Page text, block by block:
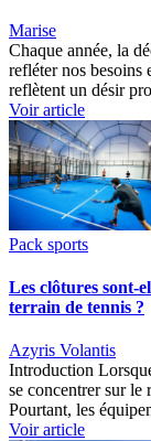
Marise
Chaque année, la
refléter nos besoins
reflètent un désir
Voir article
Pack sports
Les clôtures sont-
terrain de tennis ?
Azyris Volantis
Introduction
se concentrer sur le
Pourtant, les
Voir article